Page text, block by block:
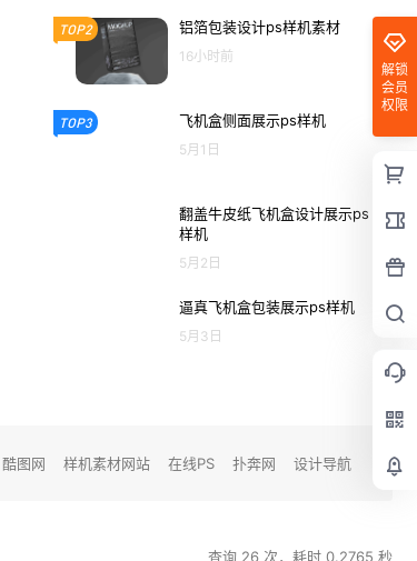
解锁
会员
权限
TOP2 铝箔包装设计ps样机素材
16小时前
TOP3 飞机盒侧面展示ps样机
5月1日
翻盖牛皮纸飞机盒设计展示ps
样机
5月2日
逼真飞机盒包装展示ps样机
5月3日
酷图网 样机素材网站 在线PS 扑奔网 设计导航
查询 26 次，耗时 0.2765 秒